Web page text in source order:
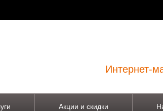
Интернет-
Акции и скидки